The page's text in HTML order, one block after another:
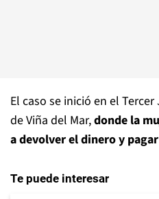
El caso se inició en el
de Viña del Mar,donde la
a devolver el dinero y
Te puede interesar